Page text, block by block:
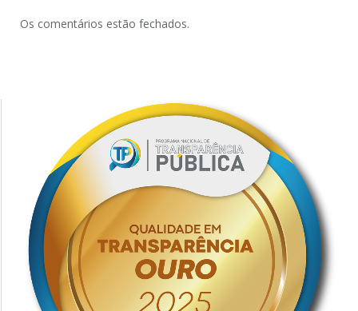
Os comentários estão fechados.